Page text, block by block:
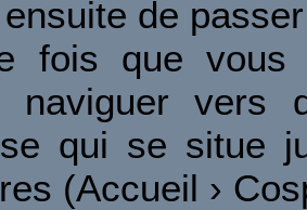
de
fois que vous
naviguer vers
qui se situe
(Accueil ›